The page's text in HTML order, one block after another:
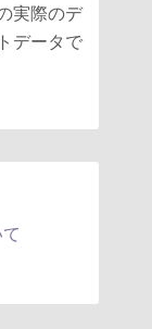
実際のデ
データで